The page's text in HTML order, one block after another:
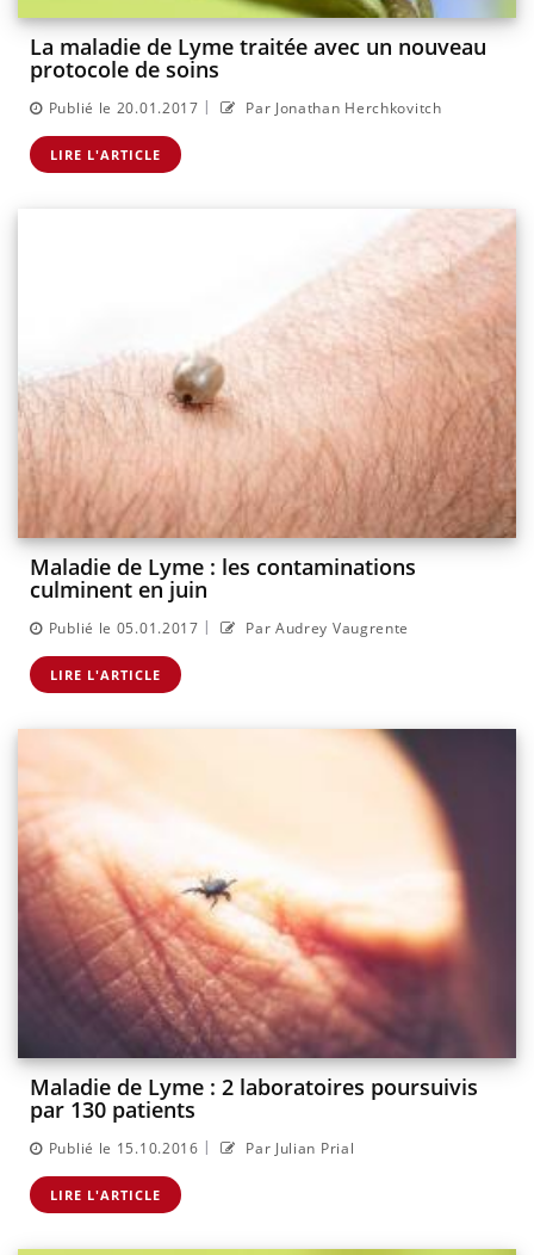
La maladie de Lyme traitée avec un nouveau
protocole de soins
Publié le 20.01.2017 | Par Jonathan Herchkovitch
LIRE L'ARTICLE
Maladie de Lyme : les contaminations
culminent en juin
Publié le 05.01.2017 | Par Audrey Vaugrente
LIRE L'ARTICLE
Maladie de Lyme : 2 laboratoires poursuivis
par 130 patients
Publié le 15.10.2016 | Par Julian Prial
LIRE L'ARTICLE